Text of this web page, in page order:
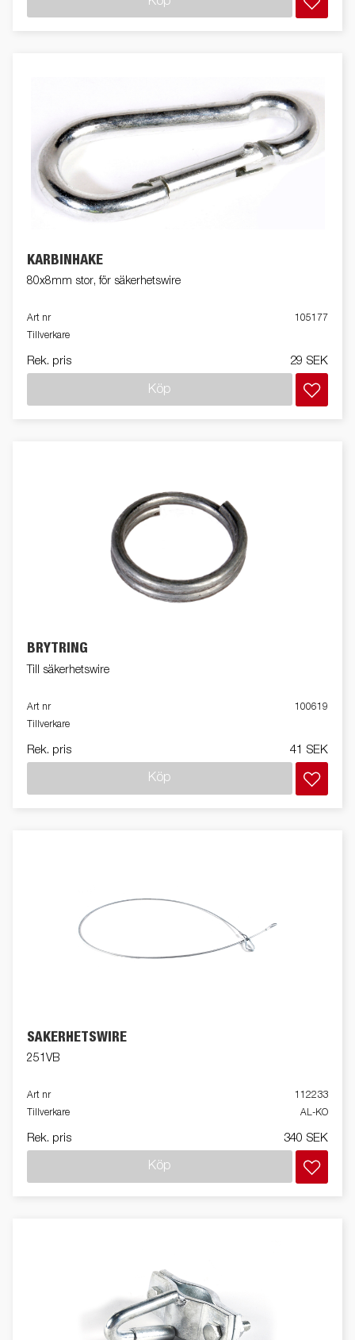
KARBINHAKE
80x8mm stor, för säkerhetswire
Art nr
105177
Tillverkare
Rek. pris 29 SEK
Köp
BRYTRING
Till säkerhetswire
Art nr
100619
Tillverkare
Rek. pris 41 SEK
Köp
SÄKERHETSWIRE
251VB
Art nr
112233
Tillverkare
AL-KO
Rek. pris 340 SEK
Köp